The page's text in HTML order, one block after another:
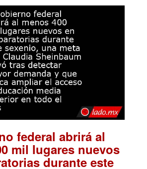
federal abrirá al
mil lugares nuevos
durante este